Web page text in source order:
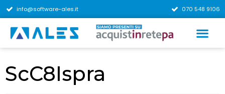
info@software-ales.it 070 548 9106
ScC8Ispra